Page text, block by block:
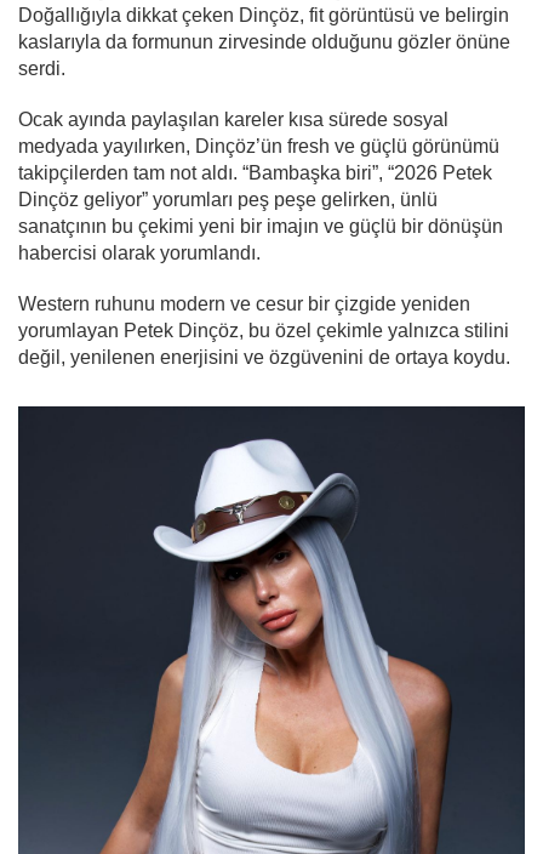
Doğallığıyla dikkat çeken Dinçöz, fit görüntüsü ve belirgin
kaslarıyla da formunun zirvesinde olduğunu gözler önüne
serdi.
Ocak ayında paylaşılan kareler kısa sürede sosyal
medyada yayılırken, Dinçöz’ün fresh ve güçlü görünümü
takipçilerden tam not aldı. “Bambaşka biri”, “2026 Petek
Dinçöz geliyor” yorumları peş peşe gelirken, ünlü
sanatçının bu çekimi yeni bir imajın ve güçlü bir dönüşün
habercisi olarak yorumlandı.
Western ruhunu modern ve cesur bir çizgide yeniden
yorumlayan Petek Dinçöz, bu özel çekimle yalnızca stilini
değil, yenilenen enerjisini ve özgüvenini de ortaya koydu.